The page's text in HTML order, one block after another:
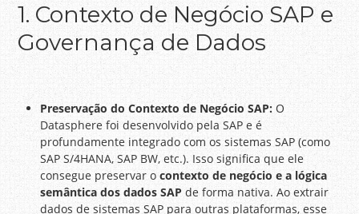
1. Contexto de Negócio SAP e
Governança de Dados
Preservação do Contexto de Negócio SAP: O
Datasphere foi desenvolvido pela SAP e é
profundamente integrado com os sistemas SAP (como
SAP S/4HANA, SAP BW, etc.). Isso significa que ele
consegue preservar ocontexto de negócio e a lógica
semântica dos dados SAP de forma nativa. Ao extrair
dados de sistemas SAP para outras plataformas, esse